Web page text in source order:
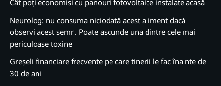
Cât poți economisi cu panouri fotovoltaice instalate acasă
Neurolog: nu consuma niciodată acest aliment dacă
observi acest semn. Poate ascunde una dintre cele mai
periculoase toxine
Greșeli financiare frecvente pe care tinerii le fac înainte de
30 de ani